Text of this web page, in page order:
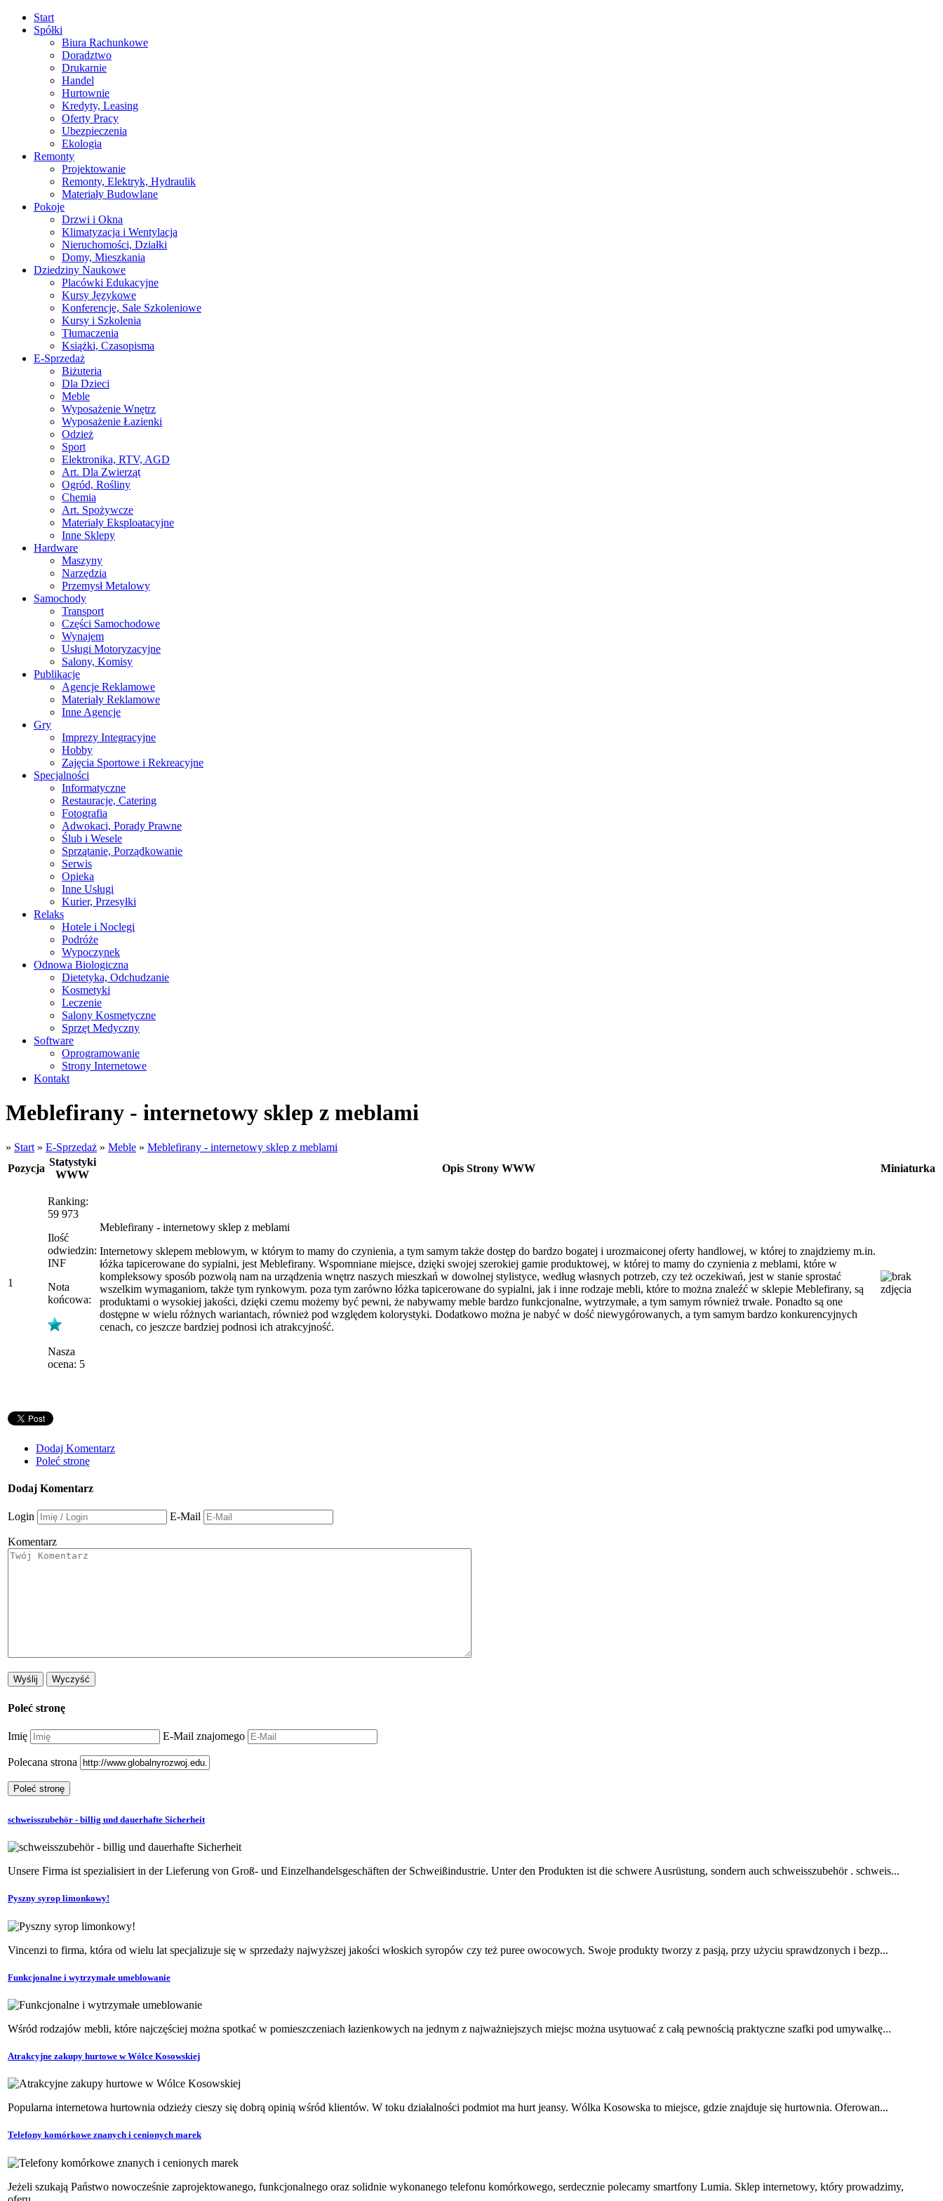
Start
Spółki
Biura Rachunkowe
Doradztwo
Drukarnie
Handel
Hurtownie
Kredyty, Leasing
Oferty Pracy
Ubezpieczenia
Ekologia
Remonty
Projektowanie
Remonty, Elektryk, Hydraulik
Materiały Budowlane
Pokoje
Drzwi i Okna
Klimatyzacja i Wentylacja
Nieruchomości, Działki
Domy, Mieszkania
Dziedziny Naukowe
Placówki Edukacyjne
Kursy Językowe
Konferencje, Sale Szkoleniowe
Kursy i Szkolenia
Tłumaczenia
Książki, Czasopisma
E-Sprzedaż
Biżuteria
Dla Dzieci
Meble
Wyposażenie Wnętrz
Wyposażenie Łazienki
Odzież
Sport
Elektronika, RTV, AGD
Art. Dla Zwierząt
Ogród, Rośliny
Chemia
Art. Spożywcze
Materiały Eksploatacyjne
Inne Sklepy
Hardware
Maszyny
Narzędzia
Przemysł Metalowy
Samochody
Transport
Części Samochodowe
Wynajem
Usługi Motoryzacyjne
Salony, Komisy
Publikacje
Agencje Reklamowe
Materiały Reklamowe
Inne Agencje
Gry
Imprezy Integracyjne
Hobby
Zajęcia Sportowe i Rekreacyjne
Specjalności
Informatyczne
Restauracje, Catering
Fotografia
Adwokaci, Porady Prawne
Ślub i Wesele
Sprzątanie, Porządkowanie
Serwis
Opieka
Inne Usługi
Kurier, Przesyłki
Relaks
Hotele i Noclegi
Podróże
Wypoczynek
Odnowa Biologiczna
Dietetyka, Odchudzanie
Kosmetyki
Leczenie
Salony Kosmetyczne
Sprzęt Medyczny
Software
Oprogramowanie
Strony Internetowe
Kontakt
Meblefirany - internetowy sklep z meblami
» Start » E-Sprzedaż » Meble » Meblefirany - internetowy sklep z meblami
Pozycja
Statystyki
WWW
Opis Strony WWW Miniaturka
1
Ranking:
59 973
Ilość
odwiedzin:
INF
Nota
końcowa:
Nasza
ocena: 5
Meblefirany - internetowy sklep z meblami
Internetowy sklepem meblowym, w którym to mamy do czynienia, a tym samym także dostęp do bardzo bogatej i urozmaiconej oferty handlowej, w której to znajdziemy m.in.
łóżka tapicerowane do sypialni, jest Meblefirany. Wspomniane miejsce, dzięki swojej szerokiej gamie produktowej, w której to mamy do czynienia z meblami, które w
kompleksowy sposób pozwolą nam na urządzenia wnętrz naszych mieszkań w dowolnej stylistyce, według własnych potrzeb, czy też oczekiwań, jest w stanie sprostać
wszelkim wymaganiom, także tym rynkowym. poza tym zarówno łóżka tapicerowane do sypialni, jak i inne rodzaje mebli, które to można znaleźć w sklepie Meblefirany, są
produktami o wysokiej jakości, dzięki czemu możemy być pewni, że nabywamy meble bardzo funkcjonalne, wytrzymałe, a tym samym również trwałe. Ponadto są one
dostępne w wielu różnych wariantach, również pod względem kolorystyki. Dodatkowo można je nabyć w dość niewygórowanych, a tym samym bardzo konkurencyjnych
cenach, co jeszcze bardziej podnosi ich atrakcyjność.
Dodaj Komentarz
Poleć stronę
Dodaj Komentarz
Login E-Mail
Komentarz
Poleć stronę
Imię E-Mail znajomego
Polecana strona
schweisszubehör - billig und dauerhafte Sicherheit
Unsere Firma ist spezialisiert in der Lieferung von Groß- und Einzelhandelsgeschäften der Schweißindustrie. Unter den Produkten ist die schwere Ausrüstung, sondern auch schweisszubehör . schweis...
Pyszny syrop limonkowy!
Vincenzi to firma, która od wielu lat specjalizuje się w sprzedaży najwyższej jakości włoskich syropów czy też puree owocowych. Swoje produkty tworzy z pasją, przy użyciu sprawdzonych i bezp...
Funkcjonalne i wytrzymałe umeblowanie
Wśród rodzajów mebli, które najczęściej można spotkać w pomieszczeniach łazienkowych na jednym z najważniejszych miejsc można usytuować z całą pewnością praktyczne szafki pod umywalkę...
Atrakcyjne zakupy hurtowe w Wólce Kosowskiej
Popularna internetowa hurtownia odzieży cieszy się dobrą opinią wśród klientów. W toku działalności podmiot ma hurt jeansy. Wólka Kosowska to miejsce, gdzie znajduje się hurtownia. Oferowan...
Telefony komórkowe znanych i cenionych marek
Jeżeli szukają Państwo nowocześnie zaprojektowanego, funkcjonalnego oraz solidnie wykonanego telefonu komórkowego, serdecznie polecamy smartfony Lumia. Sklep internetowy, który prowadzimy,